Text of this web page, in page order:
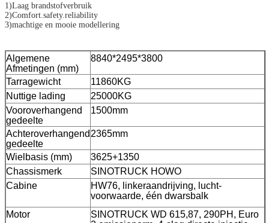
1)Laag brandstofverbruik
2)Comfort.safety.reliability
3)machtige en mooie modellering
Algemene
Afmetingen (mm)
8840*2495*3800
Tarragewicht
11860KG
Nuttige lading
25000KG
Vooroverhangend
gedeelte
1500mm
Achteroverhangend
gedeelte
2365mm
Wielbasis (mm)
3625+1350
Chassismerk
SINOTRUCK HOWO
Cabine
HW76, linkeraandrijving, lucht-
voorwaarde, één dwarsbalk
Motor
SINOTRUCK WD 615,87, 290PH, Euro